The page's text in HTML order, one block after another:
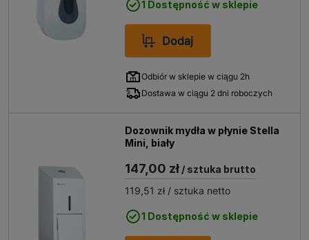
1 Dostępność w sklepie
Dodaj
Odbiór w sklepie w ciągu 2h
Dostawa w ciągu 2 dni roboczych
Dozownik mydła w płynie Stella
Mini, biały
147,00 zł / sztuka brutto
119,51 zł / sztuka netto
1 Dostępność w sklepie